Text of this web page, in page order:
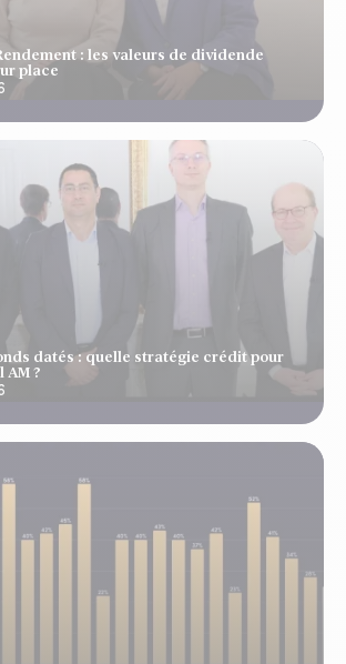
: les valeurs de dividende
place
datés : quelle stratégie crédit pour
AM ?